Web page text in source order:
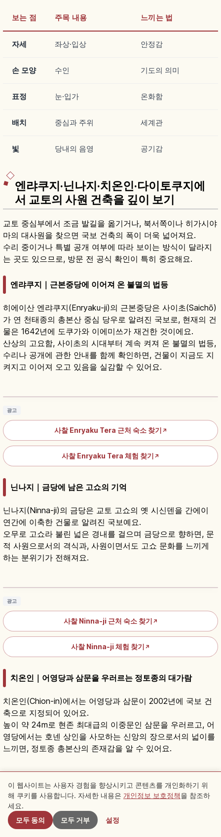
보는 점 주목 내용 느끼는 법
자세 좌상·입상 안정감
손 모양 수인 기도의 의미
표정 눈·입가 온화함
배치 중심과 주위 세계관
빛 당내의 음영 공기감
엔랴쿠지·닌나지·치온인·다이토쿠지에
서 교토의 사원 건축을 깊이 보기
교토 중심부에서 조금 발길을 옮기거나, 북서쪽이나 히가시야
마의 대사원을 찾으면 국보 건축의 폭이 더욱 넓어져요.
수리 중이거나 특별 공개 여부에 따라 보이는 방식이 달라지
는 곳도 있으므로, 방문 전 공식 확인이 특히 중요해요.
엔랴쿠지｜근본중당에 이어져 온 불멸의 법등
히에이산 엔랴쿠지(Enryaku-ji)의 근본중당은 사이초(Saichō)
가 연 천태종의 총본산 중심 당우로 알려진 국보로, 현재의 건
물은 1642년에 도쿠가와 이에미쓰가 재건한 것이에요.
산상의 고요함, 사이초의 시대부터 계속 켜져 온 불멸의 법등,
수리나 공개에 관한 안내를 함께 확인하면, 건물이 지금도 지
켜지고 이어져 오고 있음을 실감할 수 있어요.
히에이잔 엔랴쿠지란?｜시가·교토 천태종 총본
광고
사찰 Enryaku Tera 근처 숙소 찾기 ↗
사찰 Enryaku Tera 체험 찾기 ↗
닌나지｜금당에 남은 고쇼의 기억
닌나지(Ninna-ji)의 금당은 교토 고쇼의 옛 시신덴을 간에이
연간에 이축한 건물로 알려진 국보예요.
오무로 고쇼라 불린 넓은 경내를 걸으며 금당으로 향하면, 문
적 사원으로서의 격식과, 사원이면서도 고쇼 문화를 느끼게
하는 분위기가 전해져요.
광고
사찰 Ninna-ji 근처 숙소 찾기 ↗
사찰 Ninna-ji 체험 찾기 ↗
치온인｜어영당과 삼문을 우러르는 정토종의 대가람
치온인(Chion-in)에서는 어영당과 삼문이 2002년에 국보 건
축으로 지정되어 있어요.
높이 약 24m로 현존 최대급의 이중문인 삼문을 우러르고, 어
영당에서는 호넨 상인을 사모하는 신앙의 장으로서의 넓이를
느끼면, 정토종 총본산의 존재감을 알 수 있어요.
광고
Chion-in Temple 근처 숙소 찾기
근처 스팟
이 웹사이트는 사용자 경험을 향상시키고 콘텐츠를 개인화하기 위
해 쿠키를 사용합니다. 자세한 내용은 개인정보 보호정책을 참조하
세요.
모두 동의
모두 거부 설정